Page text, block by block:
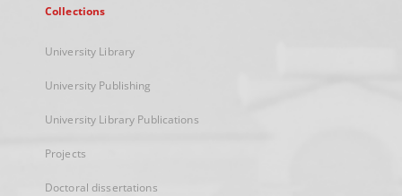
Collections
University Library
University Publishing
University Library Publications
Projects
Doctoral dissertations